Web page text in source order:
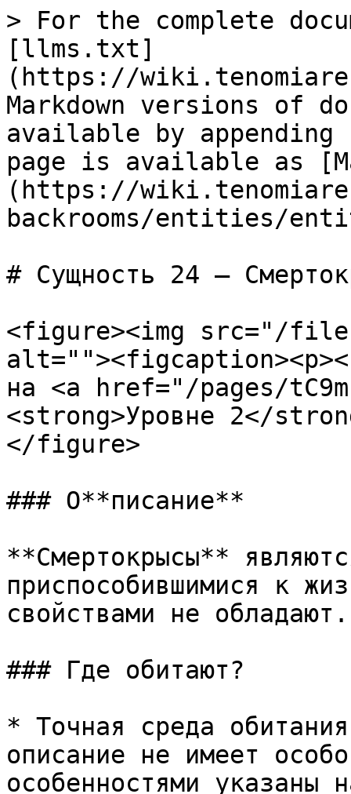
> For the complete
[llms.txt]
(https://
Markdown versions of
available by
page is available as
(https://
backrooms/entities/
# Сущность 24 —
<figure><img src="/files/
на <a href="/pages/
<strong>Уровне 2</
</figure>
### О**писание**
**Смертокрысы**
приспособившимися к
свойствами не обладают.
### Где обитают?
* Точная среда
описание не имеет
особенностями указаны